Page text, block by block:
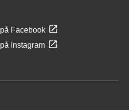
Facebook
Instagram